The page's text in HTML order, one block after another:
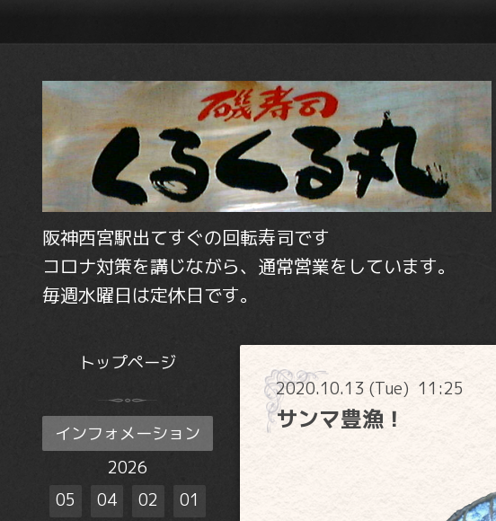
阪神西宮駅出てすぐの回転寿司です
コロナ対策を講じながら、通常営業をしています。
毎週水曜日は定休日です。
2020.10.13 (Tue) 11:25
サンマ豊漁！
トップページ
インフォメーション
2026
05
04 02
01